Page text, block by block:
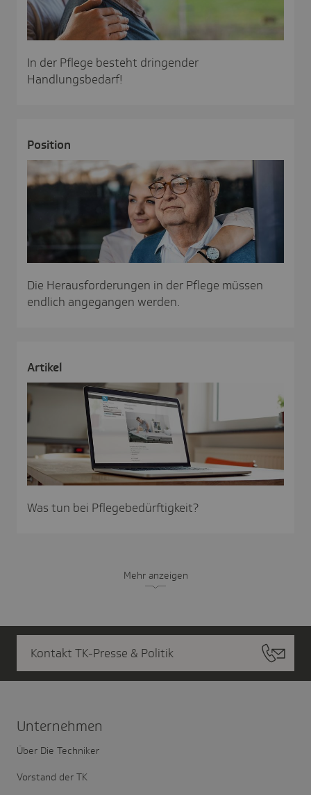
In der Pflege besteht dringender
Handlungsbedarf!
Posi­tion
Die Herausforderungen in der Pflege müssen
endlich angegangen werden.
Artikel
Was tun bei Pflegebedürftigkeit?
Mehr anzeigen
Kontakt TK-Presse & Politik
Unter­nehmen
Über Die Techniker
Vorstand der TK